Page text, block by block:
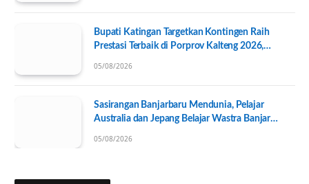
Bupati Katingan Targetkan Kontingen Raih
Prestasi Terbaik di Porprov Kalteng 2026,
05/08/2026
Sasirangan Banjarbaru Mendunia, Pelajar
Australia dan Jepang Belajar Wastra Banjar
05/08/2026